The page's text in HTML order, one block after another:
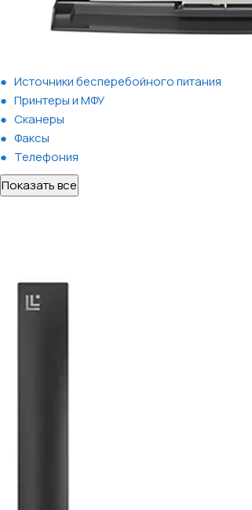
Источники бесперебойного питания
Принтеры и МФУ
Сканеры
Факсы
Телефония
Показать все